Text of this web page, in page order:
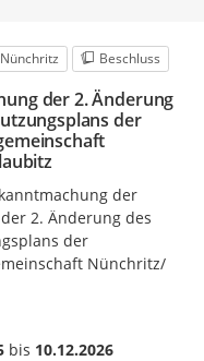
Beschluss
der 2. Änderung
der
der
2. Änderung des
der
Nünchritz/
bis 10.12.2026